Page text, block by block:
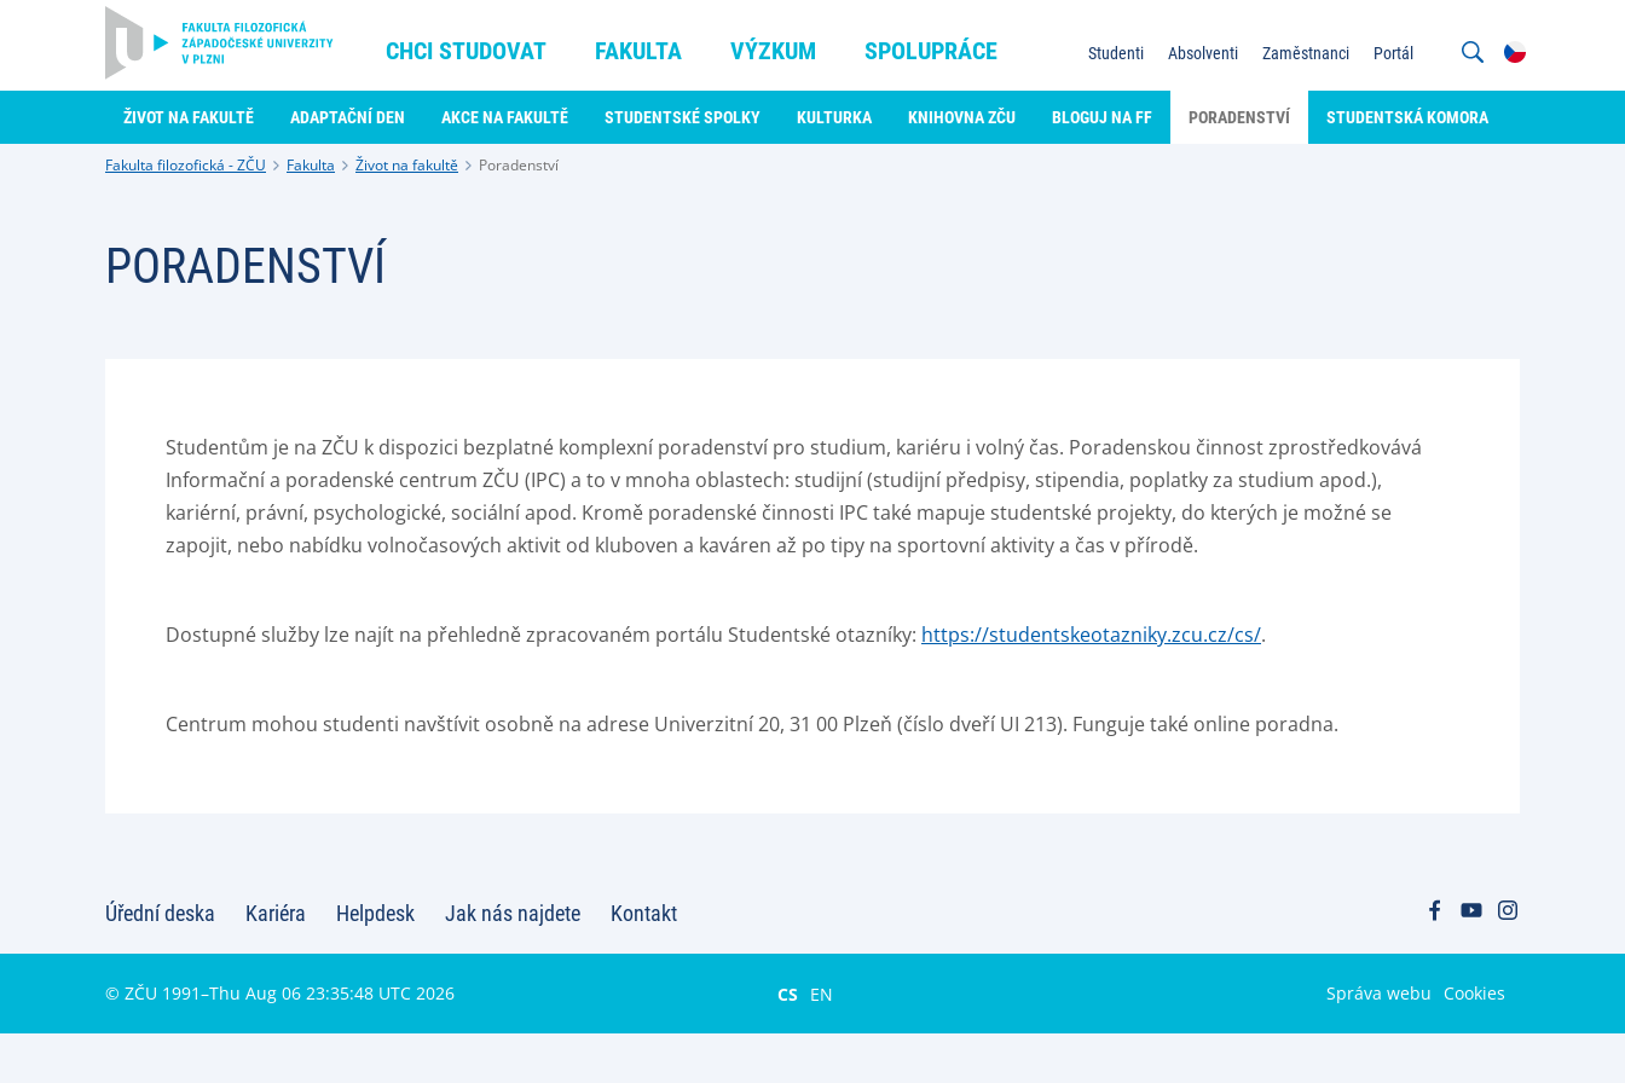
CHCI STUDOVAT FAKULTA VÝZKUM SPOLUPRÁCE Studenti Absolventi Zaměstnanci Portál
ŽIVOT NA FAKULTĚ ADAPTAČNÍ DEN AKCE NA FAKULTĚ STUDENTSKÉ SPOLKY KULTURKA KNIHOVNA ZČU BLOGUJ NA FF PORADENSTVÍ STUDENTSKÁ KOMORA
Fakulta filozofická - ZČU Fakulta Život na fakultě Poradenství
PORADENSTVÍ
Studentům je na ZČU k dispozici bezplatné komplexní poradenství pro studium, kariéru i volný čas. Poradenskou činnost zprostředkovává
Informační a poradenské centrum ZČU (IPC) a to v mnoha oblastech: studijní (studijní předpisy, stipendia, poplatky za studium apod.),
kariérní, právní, psychologické, sociální apod. Kromě poradenské činnosti IPC také mapuje studentské projekty, do kterých je možné se
zapojit, nebo nabídku volnočasových aktivit od kluboven a kaváren až po tipy na sportovní aktivity a čas v přírodě.
Dostupné služby lze najít na přehledně zpracovaném portálu Studentské otazníky: https://studentskeotazniky.zcu.cz/cs/.
Centrum mohou studenti navštívit osobně na adrese Univerzitní 20, 31 00 Plzeň (číslo dveří UI 213). Funguje také online poradna.
Úřední deska Kariéra Helpdesk Jak nás najdete Kontakt
© ZČU 1991–Thu Aug 06 23:35:48 UTC 2026 CS EN Správa webu Cookies